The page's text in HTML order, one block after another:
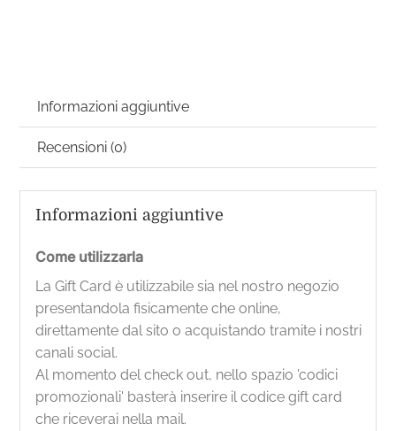
Informazioni aggiuntive
Recensioni (0)
Informazioni aggiuntive
Come utilizzarla
La Gift Card è utilizzabile sia nel nostro negozio
presentandola fisicamente che online,
direttamente dal sito o acquistando tramite i nostri
canali social.
Al momento del check out, nello spazio 'codici
promozionali' basterà inserire il codice gift card
che riceverai nella mail.